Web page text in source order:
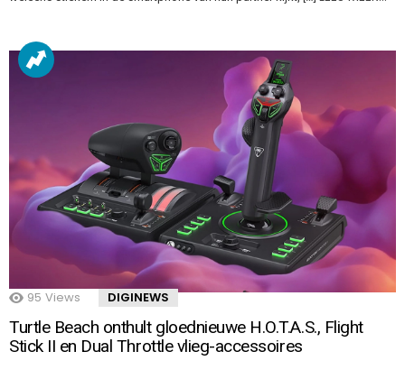
95 Views DIGINEWS
Turtle Beach onthult gloednieuwe H.O.T.A.S., Flight
Stick II en Dual Throttle vlieg-accessoires